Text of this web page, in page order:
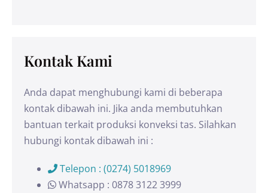
Kontak Kami
Anda dapat menghubungi kami di beberapa
kontak dibawah ini. Jika anda membutuhkan
bantuan terkait produksi konveksi tas. Silahkan
hubungi kontak dibawah ini :
Telepon : (0274) 5018969
Whatsapp : 0878 3122 3999